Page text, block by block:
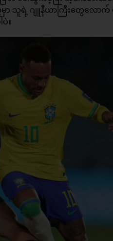
ေမှာ သူရဲ့ ဂျူနီယာကြီးတွေလော
။